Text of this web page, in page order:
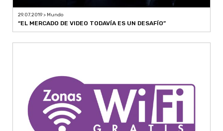
29.07.2019 > Mundo
“EL MERCADO DE VIDEO TODAVÍA ES UN DESAFÍO”